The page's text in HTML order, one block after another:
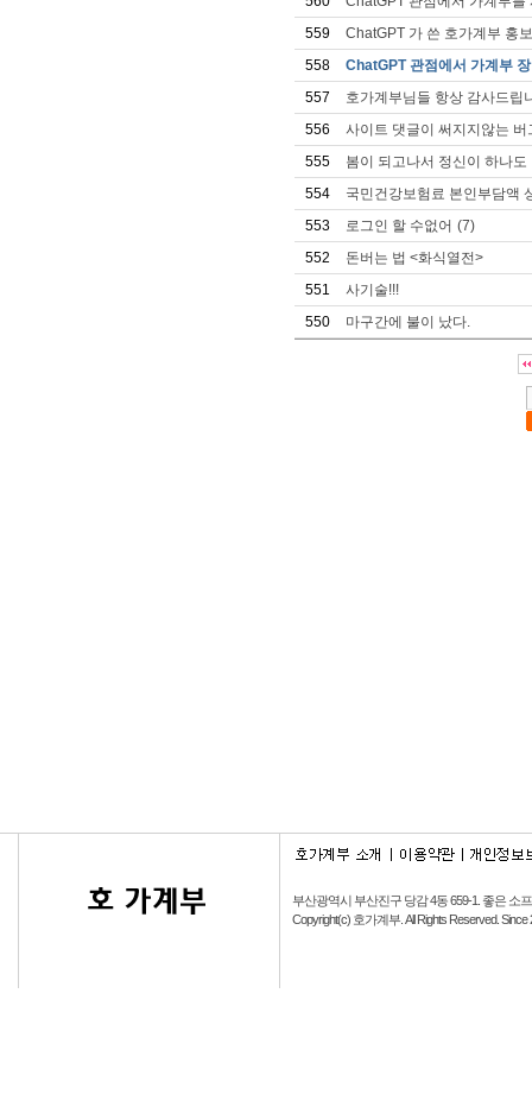
559
ChatGPT 가 쓴 호가계부 홍
558
ChatGPT 관점에서 가계부
557
호가계부님들 항상 감사드립
556
사이트 댓글이 써지지않는
555
봄이 되고나서 정신이 하나도
554
국민건강보험료 본인부담액
553
로그인 할 수없어 (7)
552
돈버는 법 <화식열전>
551
사기술!!!
550
마구간에 불이 났다.
부산광역시 부산진구 당감 4동 659-1. 좋은 소
Copyright(c) 호가계부. All Rights Reserved. Since